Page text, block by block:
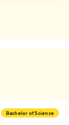
Bachelor of Science